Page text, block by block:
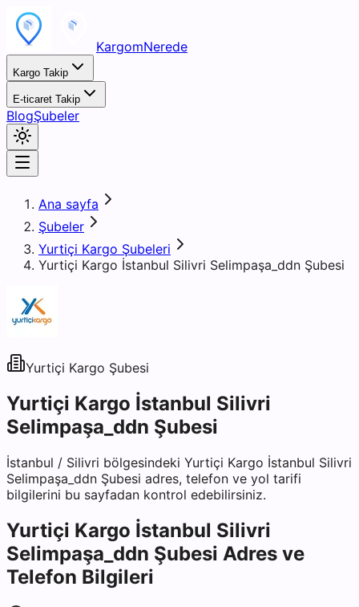
KargomNerede
Kargo Takip
E-ticaret Takip
BlogŞubeler
Ana sayfa
Şubeler
Yurtiçi Kargo Şubeleri
Yurtiçi Kargo İstanbul Silivri Selimpaşa_ddn Şubesi
Yurtiçi Kargo Şubesi
Yurtiçi Kargo İstanbul Silivri
Selimpaşa_ddn Şubesi
İstanbul / Silivri bölgesindeki Yurtiçi Kargo İstanbul Silivri
Selimpaşa_ddn Şubesi adres, telefon ve yol tarifi
bilgilerini bu sayfadan kontrol edebilirsiniz.
Yurtiçi Kargo İstanbul Silivri
Selimpaşa_ddn Şubesi Adres ve
Telefon Bilgileri